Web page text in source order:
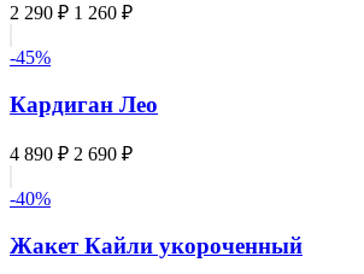
2 290 ₽ 1 260 ₽
-45%
Кардиган Лео
4 890 ₽ 2 690 ₽
-40%
Жакет Кайли укороченный